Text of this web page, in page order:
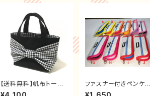
【送料無料】帆布トート
バッグ ブラック×ギ
ファスナー付きペンケー
ス 送料無料